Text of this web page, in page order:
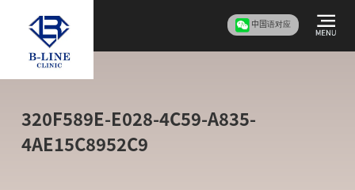
中国语对应
320F589E-E028-4C59-A835-
4AE15C8952C9